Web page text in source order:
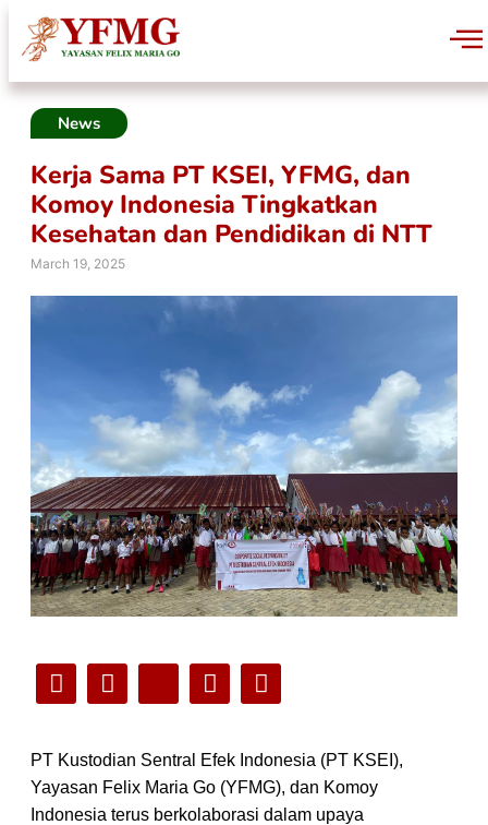
News
Kerja Sama PT KSEI, YFMG, dan
Komoy Indonesia Tingkatkan
Kesehatan dan Pendidikan di NTT
March 19, 2025
PT Kustodian Sentral Efek Indonesia (PT KSEI),
Yayasan Felix Maria Go (YFMG), dan Komoy
Indonesia terus berkolaborasi dalam upaya